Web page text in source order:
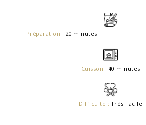
Préparation : 20 minutes
Cuisson : 40 minutes
Difficulté : Très Facile